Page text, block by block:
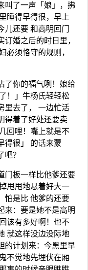
叫了一声「娘」，拂
睡得早得很，早上
还要 和高明回门
婚之后的时日里，
必须恪守的规则，
了你的福气咧！娘给
！」牛杨氏轻轻松
里去了， 一边忙活
得着了好处还要卖
回哩！嘴上就是不
得很」 的话来蒙
？
门板一样比他爹还要
甩甩地悬着好大一
怕是比 他爹的还要
来：要是她不是高明
该有多好啊！也不
就这样没边没际地
的计划来：今黑里早
不觉地先埋伏在厢